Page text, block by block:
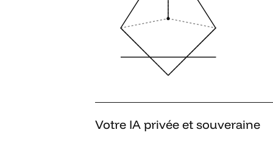
Votre IA privée et souveraine